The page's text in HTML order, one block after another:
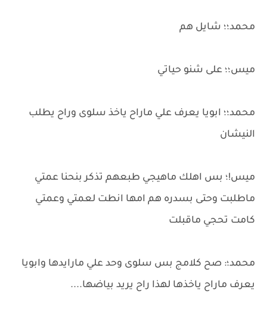
محمد؛؛ شايل هم
ميس؛؛ على شنو حياتي
محمد؛؛ ابويا يعرف علي ماراح ياخذ سلوى وراح يطلب
النيشان
ميس!؛ بس اهلك ماهيجي طبعهم تذكر بنحنا عمتي
ماطلبت وحتى بسدره هم امها انطت لعمتي وعمتي
كامت تحجي ماقبلت
محمد؛: صح كلامج بس سلوى وحد علي مارايدها وابويا
يعرف ماراح ياخذها لهذا راح يريد بياضها....